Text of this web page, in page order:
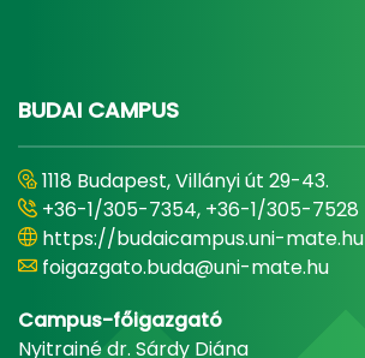
BUDAI CAMPUS
1118 Budapest, Villányi út 29-43.
+36-1/305-7354, +36-1/305-7528
https://budaicampus.uni-mate.hu
foigazgato.buda@uni-mate.hu
Campus-főigazgató
Nyitrainé dr. Sárdy Diána